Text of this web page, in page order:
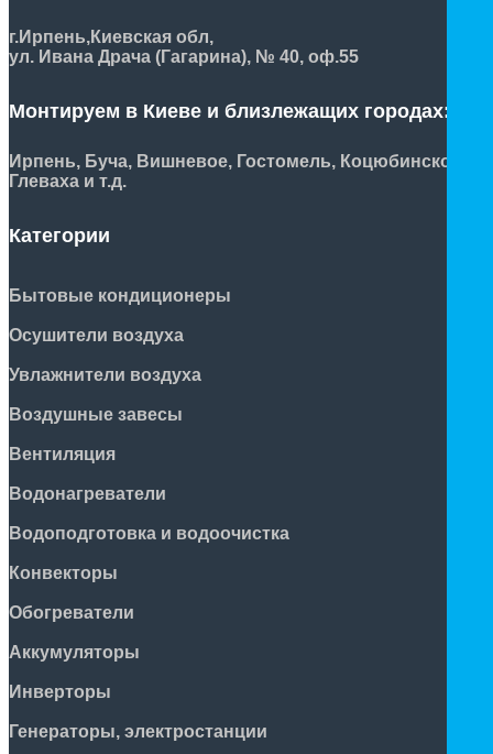
г.Ирпень,Киевская обл,
ул. Ивана Драча (Гагарина), № 40, оф.55
Монтируем в Киеве и близлежащих городах:
Ирпень, Буча, Вишневое, Гостомель, Коцюбинское,
Глеваха и т.д.
Категории
Бытовые кондиционеры
Осушители воздуха
Увлажнители воздуха
Воздушные завесы
Вентиляция
Водонагреватели
Водоподготовка и водоочистка
Конвекторы
Обогреватели
Аккумуляторы
Инверторы
Генераторы, электростанции